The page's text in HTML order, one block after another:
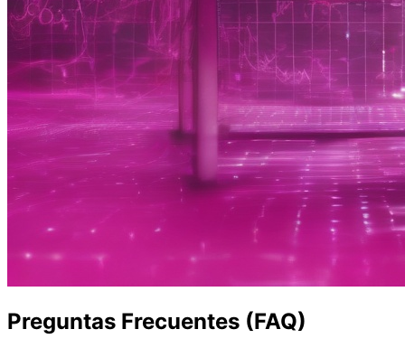
Preguntas Frecuentes (FAQ)